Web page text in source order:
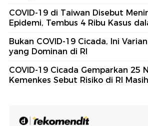
COVID-19 di Taiwan Disebut
Epidemi, Tembus 4 Ribu Kasus
Bukan COVID-19 Cicada, Ini
yang Dominan di RI
COVID-19 Cicada Gemparkan 25
Kemenkes Sebut Risiko di RI